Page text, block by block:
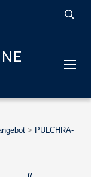
> PULCHRA-